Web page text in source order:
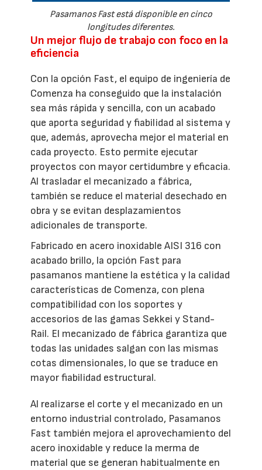
Pasamanos Fast está disponible en cinco
longitudes diferentes.
Un mejor flujo de trabajo con foco en la
eficiencia
Con la opción Fast, el equipo de ingeniería de
Comenza ha conseguido que la instalación
sea más rápida y sencilla, con un acabado
que aporta seguridad y fiabilidad al sistema y
que, además, aprovecha mejor el material en
cada proyecto. Esto permite ejecutar
proyectos con mayor certidumbre y eficacia.
Al trasladar el mecanizado a fábrica,
también se reduce el material desechado en
obra y se evitan desplazamientos
adicionales de transporte.
Fabricado en acero inoxidable AISI 316 con
acabado brillo, la opción Fast para
pasamanos mantiene la estética y la calidad
características de Comenza, con plena
compatibilidad con los soportes y
accesorios de las gamas Sekkei y Stand-
Rail. El mecanizado de fábrica garantiza que
todas las unidades salgan con las mismas
cotas dimensionales, lo que se traduce en
mayor fiabilidad estructural.
Al realizarse el corte y el mecanizado en un
entorno industrial controlado, Pasamanos
Fast también mejora el aprovechamiento del
acero inoxidable y reduce la merma de
material que se generan habitualmente en